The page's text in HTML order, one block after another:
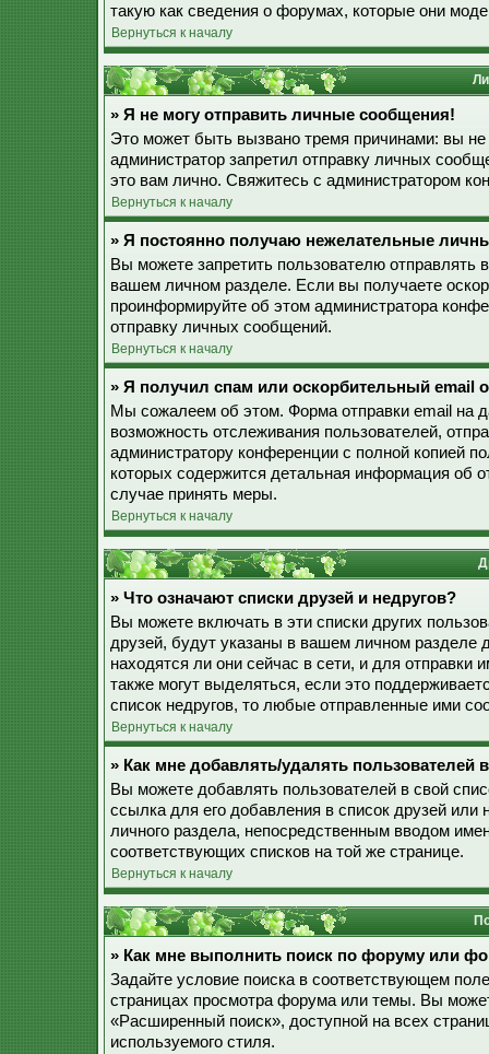
такую как сведения о форумах, которые они
Вернуться к началу
» Я не могу отправить личные сообщения!
Это может быть вызвано тремя причинами: вы
администратор запретил отправку личных
это вам лично. Свяжитесь с администратором
Вернуться к началу
» Я постоянно получаю нежелательные
Вы можете запретить пользователю
вашем личном разделе. Если вы получаете
проинформируйте об этом администратора
отправку личных сообщений.
Вернуться к началу
» Я получил спам или оскорбительный email
Мы сожалеем об этом. Форма отправки email на
возможность отслеживания пользователей,
администратору конференции с полной копией
которых содержится детальная информация об
случае принять меры.
Вернуться к началу
» Что означают списки друзей и недругов?
Вы можете включать в эти списки других
друзей, будут указаны в вашем личном разделе
находятся ли они сейчас в сети, и для
также могут выделяться, если это
список недругов, то любые отправленные ими
Вернуться к началу
» Как мне добавлять/удалять пользователей
Вы можете добавлять пользователей в свой
ссылка для его добавления в список друзей или
личного раздела, непосредственным вводом
соответствующих списков на той же странице.
Вернуться к началу
» Как мне выполнить поиск по форуму или
Задайте условие поиска в соответствующем
страницах просмотра форума или темы. Вы
«Расширенный поиск», доступной на всех
используемого стиля.